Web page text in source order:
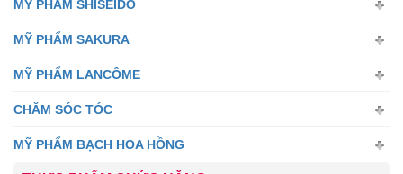
MỸ PHẨM SHISEIDO
MỸ PHẨM SAKURA
MỸ PHẨM LANCÔME
CHĂM SÓC TÓC
MỸ PHẨM BẠCH HOA HỒNG